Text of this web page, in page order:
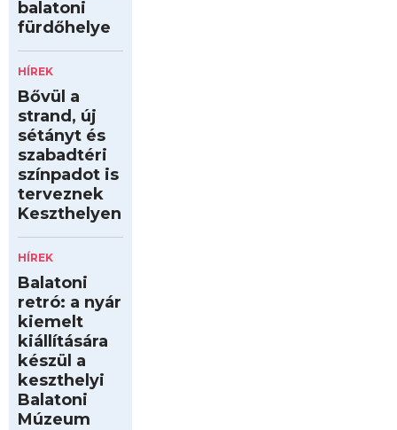
balatoni
fürdőhelye
HÍREK
Bővül a
strand, új
sétányt és
szabadtéri
színpadot is
terveznek
Keszthelyen
HÍREK
Balatoni
retró: a nyár
kiemelt
kiállítására
készül a
keszthelyi
Balatoni
Múzeum